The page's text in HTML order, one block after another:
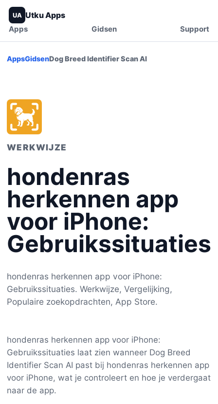
UA Utku Apps
Apps Gidsen Support
AppsGidsenDog Breed Identifier Scan AI
WERKWIJZE
hondenras
herkennen app
voor iPhone:
Gebruikssituaties
hondenras herkennen app voor iPhone:
Gebruikssituaties. Werkwijze, Vergelijking,
Populaire zoekopdrachten, App Store.
hondenras herkennen app voor iPhone:
Gebruikssituaties laat zien wanneer Dog Breed
Identifier Scan AI past bij hondenras herkennen app
voor iPhone, wat je controleert en hoe je verdergaat
naar de app.